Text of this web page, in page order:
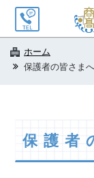
ホーム
保護者の皆さまへ
保護者